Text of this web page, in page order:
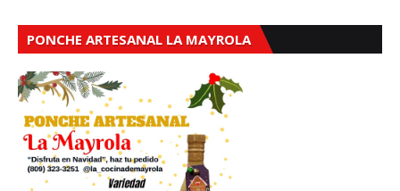
PONCHE ARTESANAL LA MAYROLA